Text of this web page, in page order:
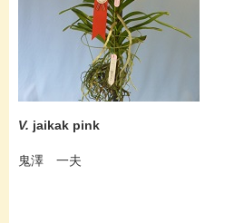
V. jaikak pink
鬼澤 一夫